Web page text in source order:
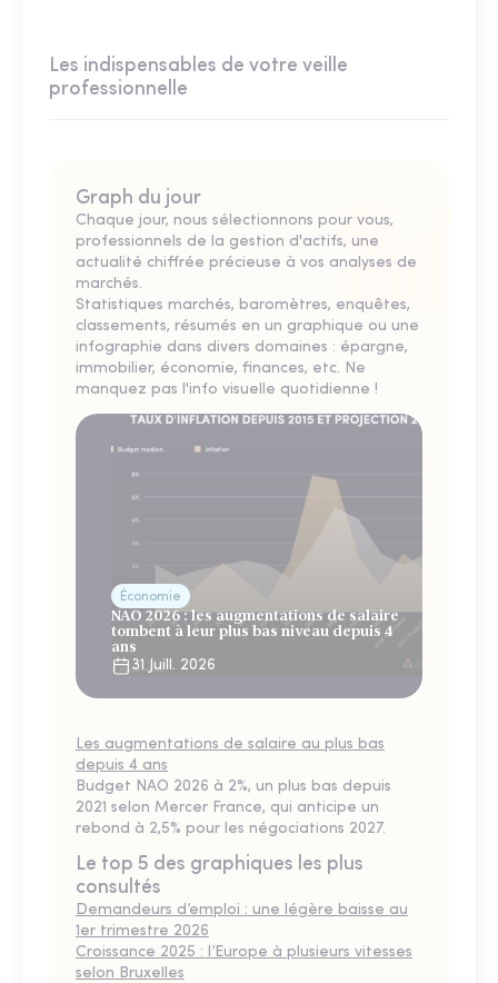
Les indispensables de votre veille
professionnelle
Graph du jour
Chaque jour, nous sélectionnons pour vous,
professionnels de la gestion d'actifs, une
actualité chiffrée précieuse à vos analyses de
marchés.
Statistiques marchés, baromètres, enquêtes,
classements, résumés en un graphique ou une
infographie dans divers domaines : épargne,
immobilier, économie, finances, etc. Ne
manquez pas l'info visuelle quotidienne !
Économie
NAO 2026 : les augmentations de salaire
tombent à leur plus bas niveau depuis 4
ans
31 Juill. 2026
Les augmentations de salaire au plus bas
depuis 4 ans
Budget NAO 2026 à 2%, un plus bas depuis
2021 selon Mercer France, qui anticipe un
rebond à 2,5% pour les négociations 2027.
Le top 5 des graphiques les plus
consultés
Demandeurs d’emploi : une légère baisse au
1er trimestre 2026
Croissance 2025 : l’Europe à plusieurs vitesses
selon Bruxelles